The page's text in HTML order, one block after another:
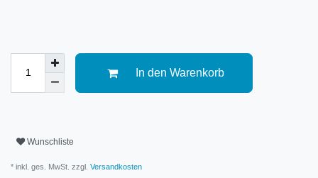
In den Warenkorb
Wunschliste
* inkl. ges. MwSt. zzgl. Versandkosten